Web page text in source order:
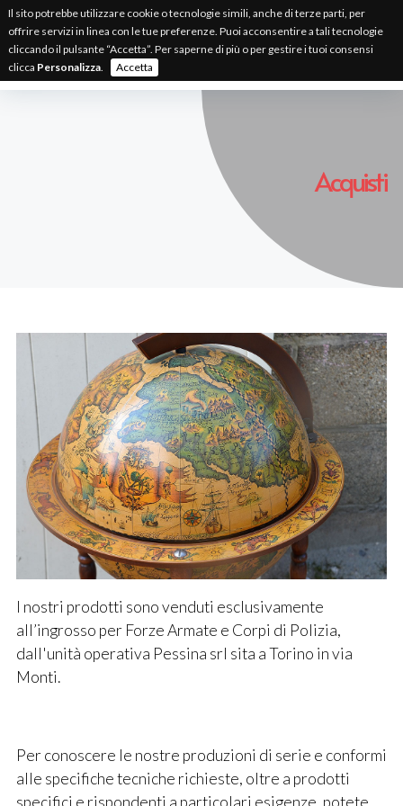
IT EN FR
Acquisti
I nostri prodotti sono venduti esclusivamente
all’ingrosso per Forze Armate e Corpi di Polizia,
dall'unità operativa Pessina srl sita a Torino in via
Monti.
Per conoscere le nostre produzioni di serie e conformi
alle specifiche tecniche richieste, oltre a prodotti
specifici e rispondenti a particolari esigenze, potete
Il sito potrebbe utilizzare cookie o tecnologie simili, anche di terze parti, per
offrire servizi in linea con le tue preferenze. Puoi acconsentire a tali tecnologie
cliccando il pulsante “Accetta”. Per saperne di più o per gestire i tuoi consensi
clicca Personalizza. Accetta